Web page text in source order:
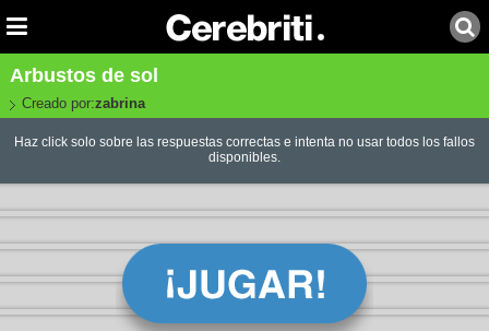
Arbustos de sol
Creado por:zabrina
Haz click solo sobre las respuestas correctas e intenta no usar todos los fallos
disponibles.